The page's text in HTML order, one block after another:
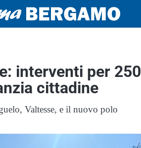
interventi per 250
cittadine
Valtesse, e il nuovo polo